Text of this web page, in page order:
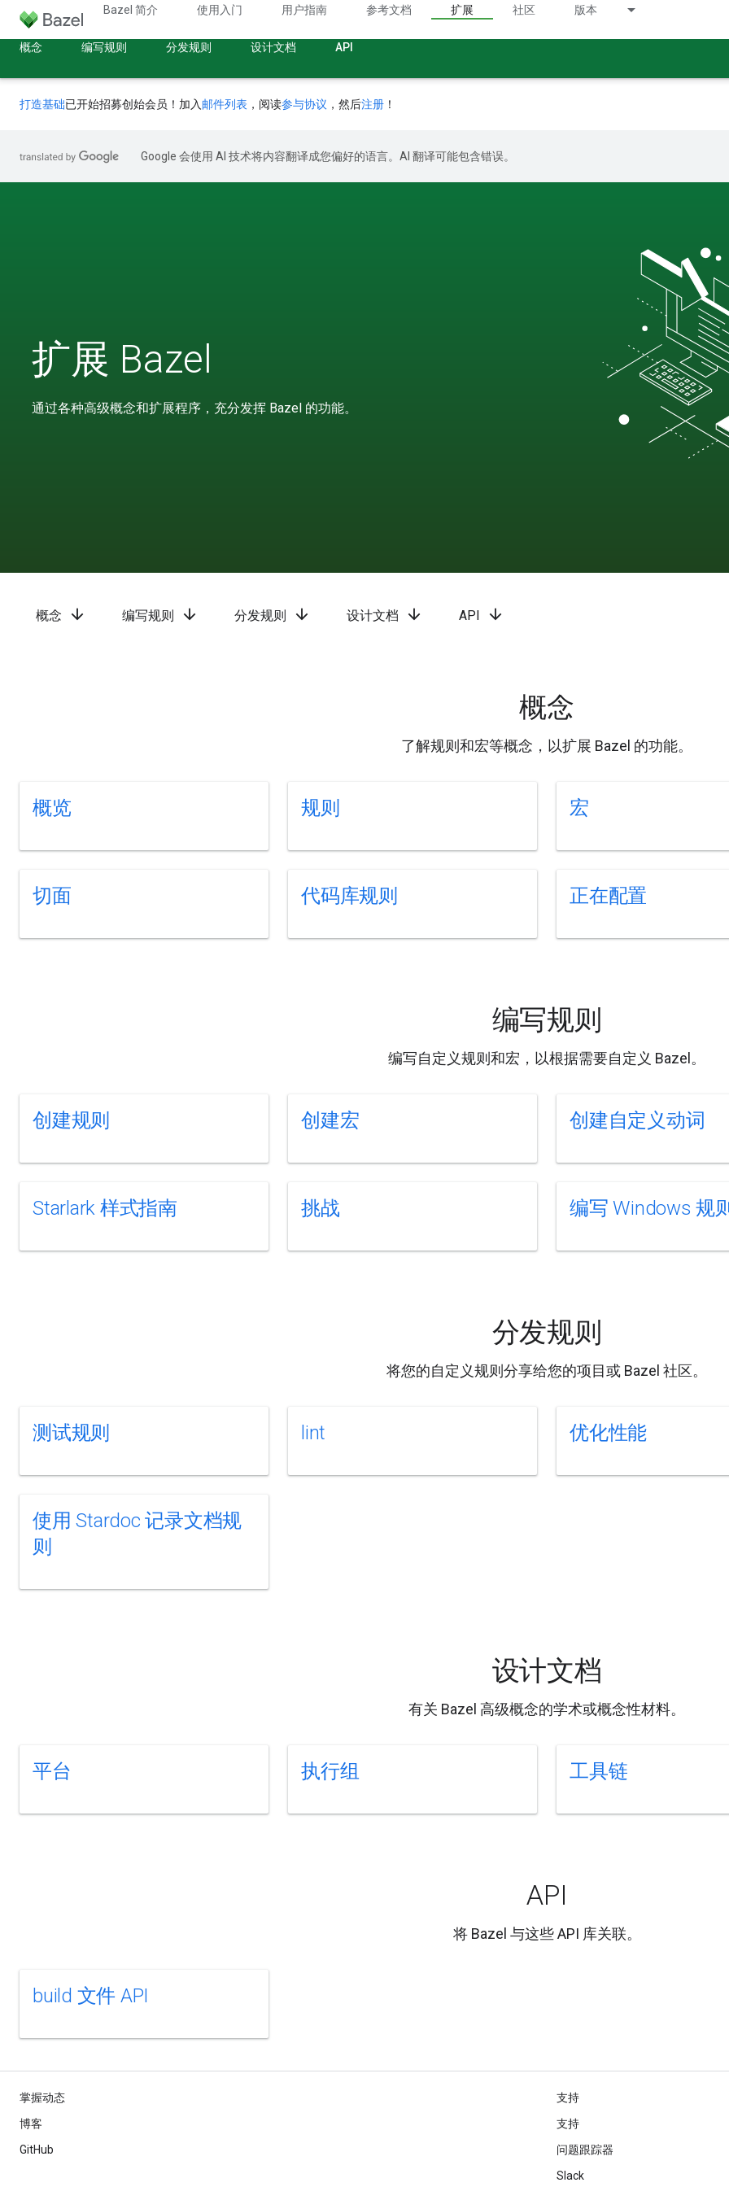
Bazel 简介 使用入门 用户指南 参考文档 扩展 社区 版本
概念 编写规则 分发规则 设计文档 API
打造基础已开始招募创始会员！加入 邮件列表 ，阅读参与协议 ，然后注册 ！
Google 会使用 AI 技术将内容翻译成您偏好的语言。AI 翻译可能包含错误。
扩展 Bazel
通过各种高级概念和扩展程序，充分发挥 Bazel 的功能。
概念 arrow_downward 编写规则 arrow_downward 分发规则 arrow_downward 设计文档 arrow_downward API arrow_downward
概念
了解规则和宏等概念，以扩展 Bazel 的功能。
概览 规则 宏
切面 代码库规则 正在配置
编写规则
编写自定义规则和宏，以根据需要自定义 Bazel。
创建规则 创建宏 创建自定义动词
Starlark 样式指南 挑战 编写 Windows 规
分发规则
将您的自定义规则分享给您的项目或 Bazel 社区。
测试规则 lint 优化性能
使用 Stardoc 记录文档规
则
设计文档
有关 Bazel 高级概念的学术或概念性材料。
平台 执行组 工具链
API
将 Bazel 与这些 API 库关联。
build 文件 API
掌握动态
博客
GitHub
支持
支持
问题跟踪器
Slack